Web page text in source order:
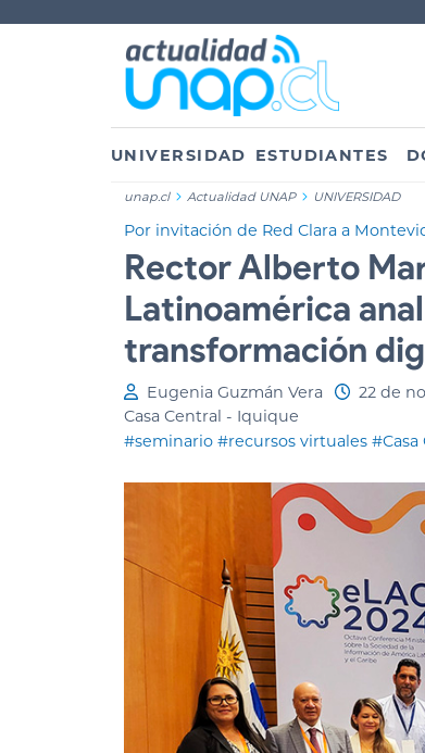
UNIVERSIDAD ESTUDIANTES
unap.cl Actualidad UNAP UNIVERSIDAD
Por invitación de Red Clara a
Rector Alberto
Latinoamérica
transformación
Eugenia Guzmán Vera
22 de
Casa Central - Iquique
#seminario #recursos virtuales